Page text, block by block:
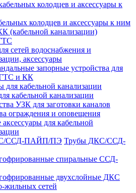
колодцев и аксессуары к ним
(кабельной канализации)
сетей водоснабжения и
аксессуары
запорные устройства для
и КК
кабельной канализации
УЗК для заготовки каналов
ограждения и оповещения
для кабельной
Трубы ДКС/ССД-
спиральные ССД-
двухслойные ДКС
жильных сетей